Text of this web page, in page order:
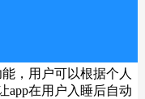
，用户可以根据个人
app在用户入睡后自动